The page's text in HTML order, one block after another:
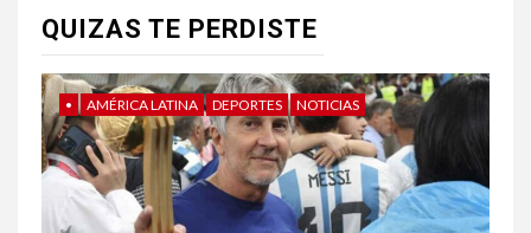
QUIZAS TE PERDISTE
• AMÉRICA LATINA DEPORTES NOTICIAS